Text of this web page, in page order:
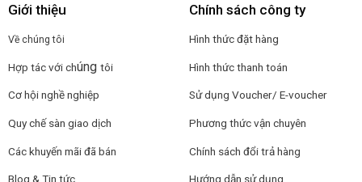
Giới thiệu
Về chúng tôi
Hợp tác với chúng tôi
Cơ hội nghề nghiệp
Quy chế sàn giao dịch
Các khuyến mãi đã bán
Blog & Tin tức
Chính sách công ty
Hình thức đặt hàng
Hình thức thanh toán
Sử dụng Voucher/ E-voucher
Phương thức vận chuyên
Chính sách đổi trả hàng
Hướng dẫn sử dụng